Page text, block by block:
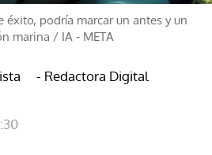
éxito, podría marcar un antes y un
marina / IA - META
- Redactora Digital